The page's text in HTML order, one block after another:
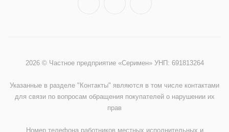
2026 © Частное предприятие «Серимен» УНП: 691813264
Указанные в разделе "Контакты" являются в том числе контактами
для связи по вопросам обращения покупателей о нарушении их
прав
Номер телефона работников местных исполнительных и